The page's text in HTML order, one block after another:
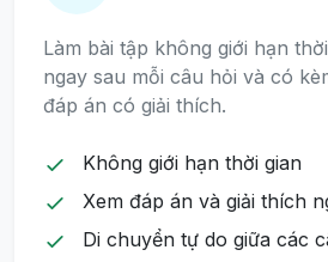
Làm bài tập không giới hạn
ngay sau mỗi câu hỏi và có
đáp án có giải thích.
Không giới hạn thời gian
Xem đáp án và giải thích
Di chuyển tự do giữa các